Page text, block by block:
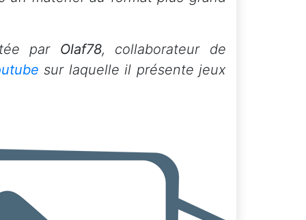
par Olaf78, collaborateur de
sur laquelle il présente jeux